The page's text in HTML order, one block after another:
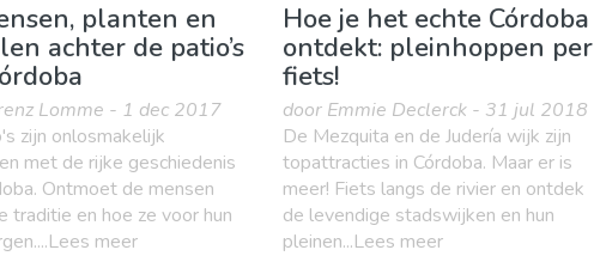
planten en
achter de patio’s
Lomme - 1 dec 2017
zijn onlosmakelijk
met de rijke geschiedenis
Ontmoet de mensen
traditie en hoe ze voor hun
meer
Hoe je het echte Córdoba
ontdekt: pleinhoppen per
fiets!
door Emmie Declerck - 31 jul 2018
De Mezquita en de Judería wijk zijn
topattracties in Córdoba. Maar er is
meer! Fiets langs de rivier en ontdek
de levendige stadswijken en hun
pleinen...Lees meer